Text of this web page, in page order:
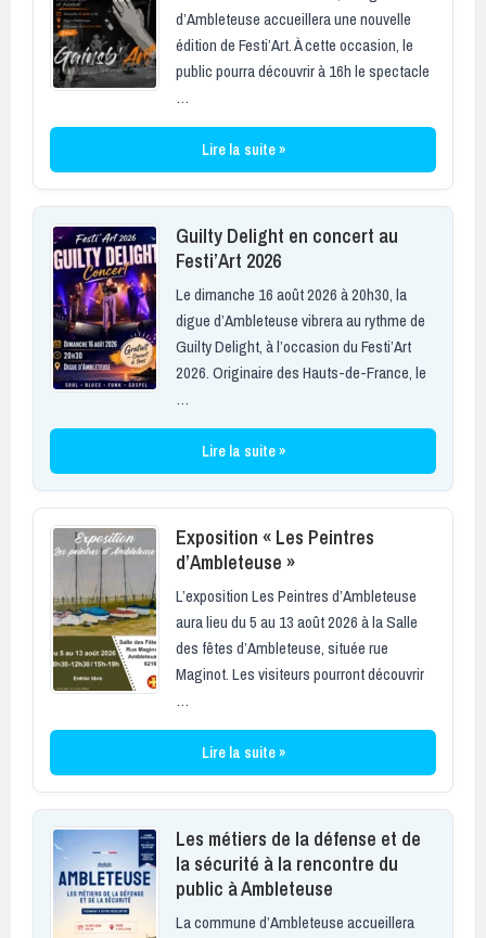
d’Ambleteuse accueillera une nouvelle
édition de Festi’Art. À cette occasion, le
public pourra découvrir à 16h le spectacle
…
Lire la suite »
Guilty Delight en concert au
Festi’Art 2026
Le dimanche 16 août 2026 à 20h30, la
digue d’Ambleteuse vibrera au rythme de
Guilty Delight, à l’occasion du Festi’Art
2026. Originaire des Hauts-de-France, le
…
Lire la suite »
Exposition « Les Peintres
d’Ambleteuse »
L’exposition Les Peintres d’Ambleteuse
aura lieu du 5 au 13 août 2026 à la Salle
des fêtes d’Ambleteuse, située rue
Maginot. Les visiteurs pourront découvrir
…
Lire la suite »
Les métiers de la défense et de
la sécurité à la rencontre du
public à Ambleteuse
La commune d’Ambleteuse accueillera